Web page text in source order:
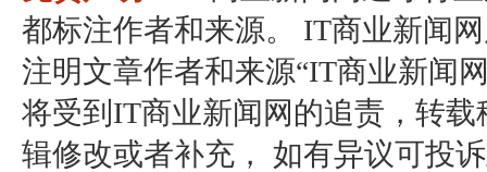
都标注作者和来源。 IT商业新闻
注明文章作者和来源“IT商业新闻
将受到IT商业新闻网的追责，转
辑修改或者补充， 如有异议可投